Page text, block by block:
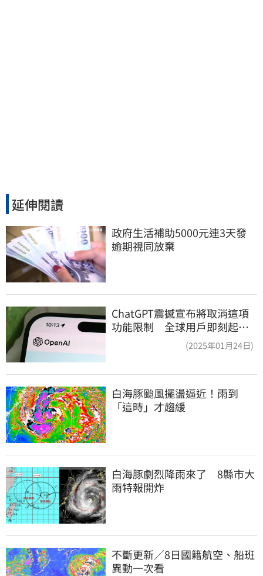
延伸閱讀
政府生活補助5000元連3天發
逾期視同放棄
ChatGPT震撼宣布將取消這項
功能限制 全球用戶即刻起
(2025年01月24日)
白海豚颱風擺盪逼近！雨到
「這時」才趨緩
白海豚劇烈降雨來了　8縣市大
雨特報開炸
不斷更新／8日國籍航空、船班
異動一次看